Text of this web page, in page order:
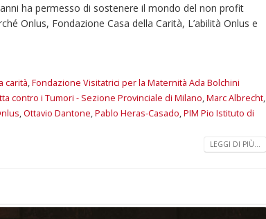
ha permesso di sostenere il mondo del non profit
Onlus, Fondazione Casa della Carità, L’abilità Onlus e
carità,Fondazione Visitatrici per la Maternità Ada Bolchini
contro i Tumori - Sezione Provinciale di Milano,Marc Albrecht,
,Ottavio Dantone,Pablo Heras-Casado,PIM Pio Istituto di
LEGGI DI PIÙ...